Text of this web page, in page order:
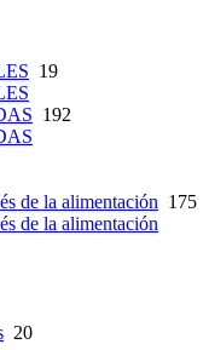
19
192
de la alimentación 175
de la alimentación
20